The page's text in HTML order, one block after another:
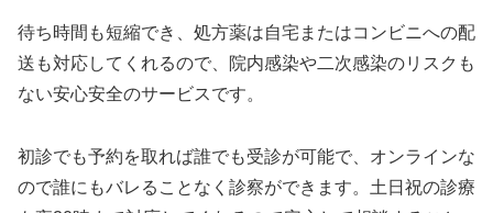
待ち時間も短縮でき、処方薬は自宅またはコンビニへの配
送も対応してくれるので、院内感染や二次感染のリスクも
ない安心安全のサービスです。
初診でも予約を取れば誰でも受診が可能で、オンラインな
ので誰にもバレることなく診察ができます。土日祝の診療